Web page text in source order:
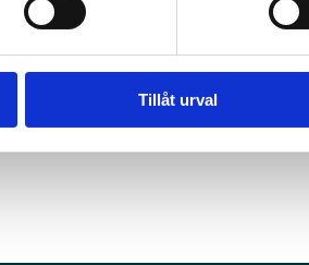
Tillåt urval
agerar gemensamt kan vi
för en realistisk och